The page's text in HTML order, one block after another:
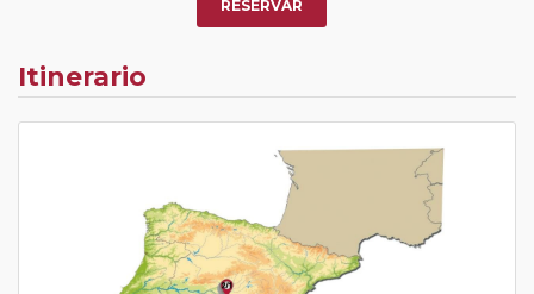
RESERVAR
Itinerario